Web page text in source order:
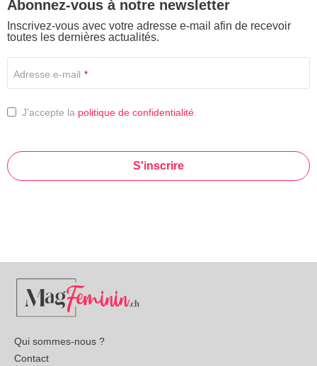
Abonnez-vous à notre newsletter
Inscrivez-vous avec votre adresse e-mail afin de recevoir
toutes les dernières actualités.
Adresse e-mail *
J'accepte la politique de confidentialité
S'inscrire
Qui sommes-nous ?
Contact